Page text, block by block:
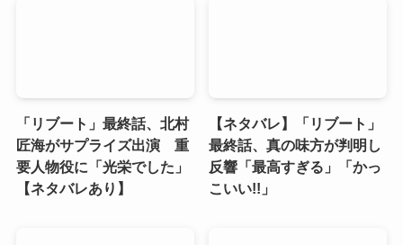
「リブート」最終話、北村
匠海がサプライズ出演 重
要人物役に「光栄でした」
【ネタバレあり】
【ネタバレ】「リブート」
最終話、真の味方が判明し
反響「最高すぎる」「かっ
こいい!!」